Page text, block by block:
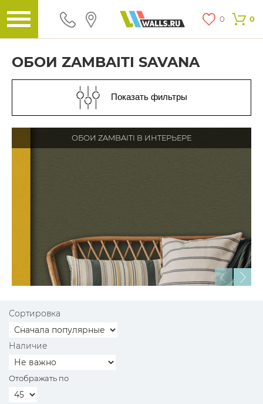
0 0
ОБОИ ZAMBAITI SAVANA
Показать фильтры
ОБОИ ZAMBAITI В ИНТЕРЬЕРЕ
Сортировка
Наличие
Отображать по